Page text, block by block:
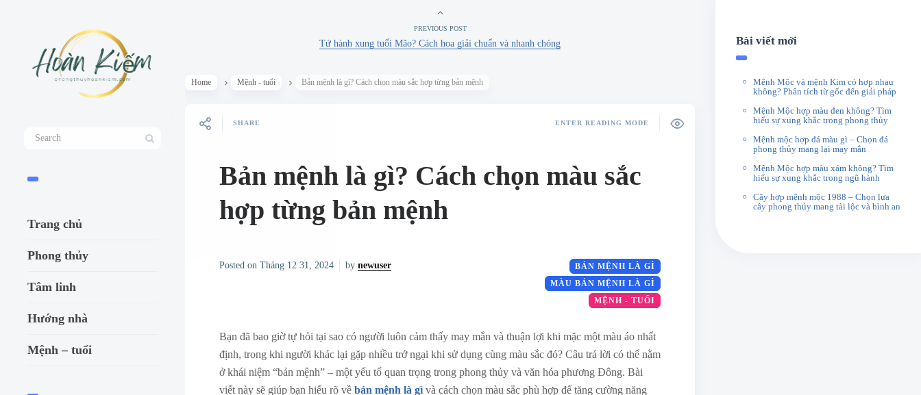
Trang chủ
Phong thủy
Tâm linh
Hướng nhà
Mệnh – tuổi
PREVIOUS POST
Tứ hành xung tuổi Mão? Cách hoa giải chuẩn và nhanh chóng
Home Mệnh - tuổi Bản mệnh là gì? Cách chọn màu sắc hợp từng bản mệnh
SHARE ENTER READING MODE
Bản mệnh là gì? Cách chọn màu sắc
hợp từng bản mệnh
Posted on Tháng 12 31, 2024 by newuser
BẢN MỆNH LÀ GÌ
MÀU BẢN MỆNH LÀ GÌ
MỆNH - TUỔI
Bạn đã bao giờ tự hỏi tại sao có người luôn cảm thấy may mắn và thuận lợi khi mặc một màu áo nhất
định, trong khi người khác lại gặp nhiều trở ngại khi sử dụng cùng màu sắc đó? Câu trả lời có thể nằm
ở khái niệm “bản mệnh” – một yếu tố quan trọng trong phong thủy và văn hóa phương Đông. Bài
viết này sẽ giúp bạn hiểu rõ về bản mệnh là gì và cách chọn màu sắc phù hợp để tăng cường năng
Bài viết mới
Mệnh Mộc và mệnh Kim có hợp nhau
không? Phân tích từ gốc đến giải pháp
Mệnh Mộc hợp màu đen không? Tìm
hiểu sự xung khắc trong phong thủy
Mệnh mộc hợp đá màu gì – Chọn đá
phong thủy mang lại may mắn
Mệnh Mộc hợp màu xám không? Tìm
hiểu sự xung khắc trong ngũ hành
Cây hợp mệnh mộc 1988 – Chọn lựa
cây phong thủy mang tài lộc và bình an